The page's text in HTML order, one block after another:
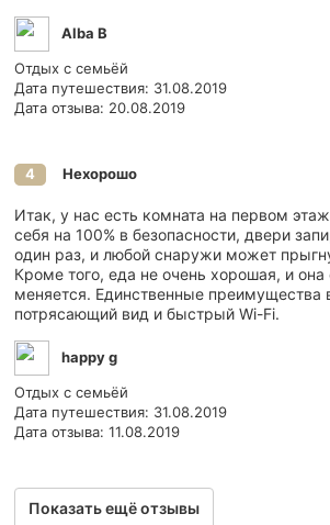
Alba B
Отдых с семьёй
Дата путешествия: 31.08.2019
Дата отзыва: 20.08.2019
4 Нехорошо
Итак, у нас есть комната на первом
себя на 100% в безопасности, двери
один раз, и любой снаружи может
Кроме того, еда не очень хорошая, и
меняется. Единственные преимущества
потрясающий вид и быстрый Wi-Fi.
happy g
Отдых с семьёй
Дата путешествия: 31.08.2019
Дата отзыва: 11.08.2019
Показать ещё отзывы